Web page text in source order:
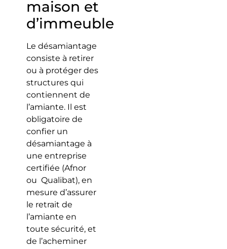
maison et
d’immeuble
Le désamiantage
consiste à retirer
ou à protéger des
structures qui
contiennent de
l’amiante. Il est
obligatoire de
confier un
désamiantage à
une entreprise
certifiée (Afnor
ou Qualibat), en
mesure d’assurer
le retrait de
l’amiante en
toute sécurité, et
de l’acheminer